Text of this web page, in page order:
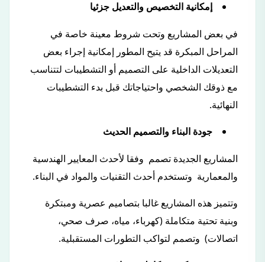
إمكانية التخصيص والتعديل جزئيا
في بعض المشاريع وتحت شروط معينة خاصة في
المراحل المبكرة قد يتيح المطور إمكانية إجراء بعض
التعديلات الداخلية على التصميم أو التشطيبات لتتناسب
مع ذوقك الشخصي واحتياجاتك قبل بدء التشطيبات
النهائية.
جودة البناء والتصميم الحديث
المشاريع الجديدة تصمم وفقا لأحدث المعايير الهندسية
والمعمارية وتستخدم أحدث التقنيات والمواد في البناء.
وتتميز هذه المشاريع غالبا بتصاميم عصرية ومبتكرة
وبنية تحتية متكاملة (كهرباء، مياه، صرف صحي،
اتصالات) وتصمم لتواكب التطورات المستقبلية.